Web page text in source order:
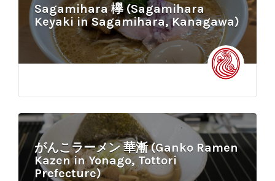
Sagamihara 欅 (Sagamihara
Keyaki in Sagamihara, Kanagawa)
がんこラーメン 華漸 (Ganko Ramen
Kazen in Yonago, Tottori
Prefecture)